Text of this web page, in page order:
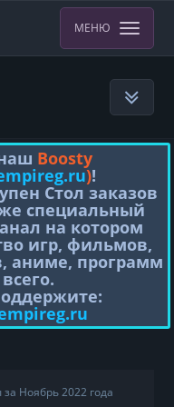
МЕНЮ
Boosty
)!
Стол заказов
специальный
на котором
игр, фильмов,
аниме, программ
Ноябрь 2022 года